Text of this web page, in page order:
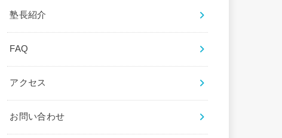
塾長紹介
FAQ
アクセス
お問い合わせ